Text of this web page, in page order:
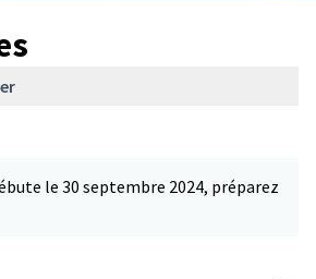
le 30 septembre 2024, préparez